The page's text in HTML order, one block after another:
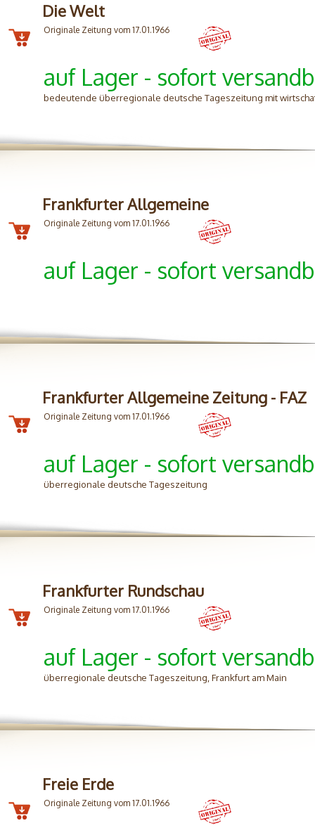
Die Welt
Originale Zeitung vom 17.01.1966
auf Lager - sofort
bedeutende überregionale deutsche Tageszeitung mit
Frankfurter Allgemeine
Originale Zeitung vom 17.01.1966
auf Lager - sofort
Frankfurter Allgemeine Zeitung - FAZ
Originale Zeitung vom 17.01.1966
auf Lager - sofort
überregionale deutsche Tageszeitung
Frankfurter Rundschau
Originale Zeitung vom 17.01.1966
auf Lager - sofort
überregionale deutsche Tageszeitung, Frankfurt am Main
Freie Erde
Originale Zeitung vom 17.01.1966